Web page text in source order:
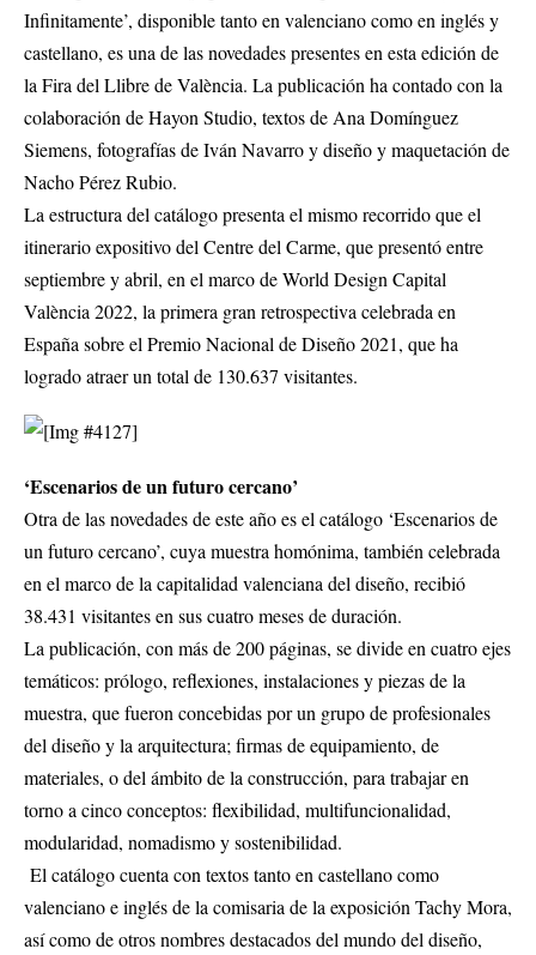
Infinitamente’, disponible tanto en valenciano como en inglés y
castellano, es una de las novedades presentes en esta edición de
la Fira del Llibre de València. La publicación ha contado con la
colaboración de Hayon Studio, textos de Ana Domínguez
Siemens, fotografías de Iván Navarro y diseño y maquetación de
Nacho Pérez Rubio.
La estructura del catálogo presenta el mismo recorrido que el
itinerario expositivo del Centre del Carme, que presentó entre
septiembre y abril, en el marco de World Design Capital
València 2022, la primera gran retrospectiva celebrada en
España sobre el Premio Nacional de Diseño 2021, que ha
logrado atraer un total de 130.637 visitantes.
‘Escenarios de un futuro cercano’
Otra de las novedades de este año es el catálogo ‘Escenarios de
un futuro cercano’, cuya muestra homónima, también celebrada
en el marco de la capitalidad valenciana del diseño, recibió
38.431 visitantes en sus cuatro meses de duración.
La publicación, con más de 200 páginas, se divide en cuatro ejes
temáticos: prólogo, reflexiones, instalaciones y piezas de la
muestra, que fueron concebidas por un grupo de profesionales
del diseño y la arquitectura; firmas de equipamiento, de
materiales, o del ámbito de la construcción, para trabajar en
torno a cinco conceptos: flexibilidad, multifuncionalidad,
modularidad, nomadismo y sostenibilidad.
El catálogo cuenta con textos tanto en castellano como
valenciano e inglés de la comisaria de la exposición Tachy Mora,
así como de otros nombres destacados del mundo del diseño,